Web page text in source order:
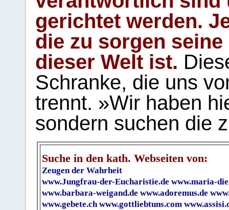
gerichtet werden.
die zu sorgen
dieser Welt ist.
Schranke, die uns
trennt. »Wir haben
sondern suchen die
Suche in den kath. Webseiten von:
Zeugen der Wahrheit
www.Jungfrau-der-Eucharistie.de www.maria-
www.barbara-weigand.de www.adoremus.de
www.gebete.ch www.gottliebtuns.com